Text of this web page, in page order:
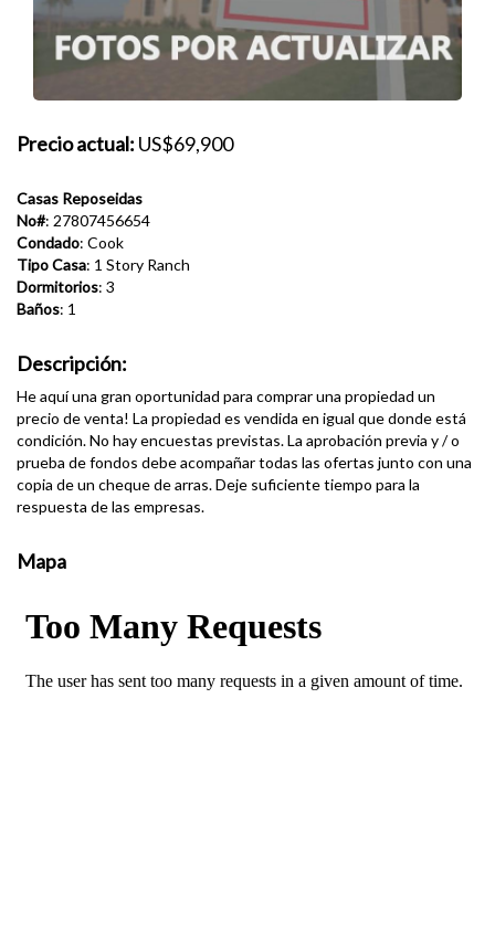
Precio actual: US$69,900
Casas Reposeidas
No#: 27807456654
Condado: Cook
Tipo Casa: 1 Story Ranch
Dormitorios: 3
Baños: 1
Descripción:
He aquí una gran oportunidad para comprar una propiedad un
precio de venta! La propiedad es vendida en igual que donde está
condición. No hay encuestas previstas. La aprobación previa y / o
prueba de fondos debe acompañar todas las ofertas junto con una
copia de un cheque de arras. Deje suficiente tiempo para la
respuesta de las empresas.
Mapa